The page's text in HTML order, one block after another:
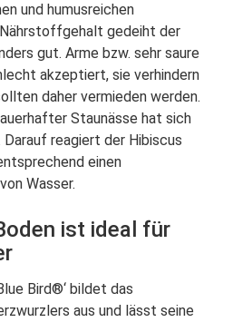
und humusreichen
gedeiht der
gut. Arme bzw. sehr saure
akzeptiert, sie verhindern
daher vermieden werden.
Staunässe hat sich
reagiert der Hibiscus
einen
Wasser.
ist ideal für
Bird®‘ bildet das
aus und lässt seine